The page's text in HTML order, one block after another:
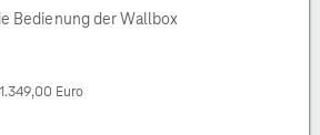
Bedienung der Wallbox
Euro